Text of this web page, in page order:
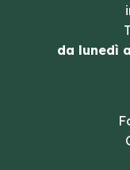
da lunedì